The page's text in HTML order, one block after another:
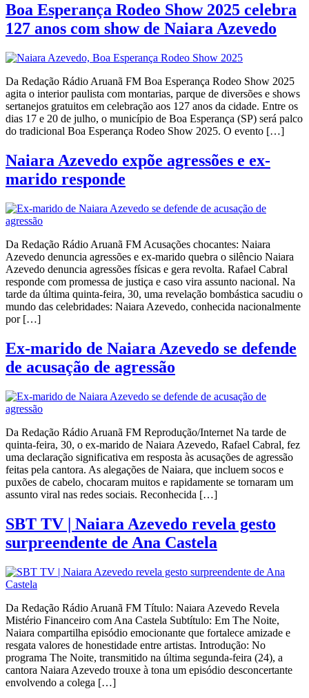
Boa Esperança Rodeo Show 2025 celebra
127 anos com show de Naiara Azevedo
Da Redação Rádio Aruanã FM Boa Esperança Rodeo Show 2025
agita o interior paulista com montarias, parque de diversões e shows
sertanejos gratuitos em celebração aos 127 anos da cidade. Entre os
dias 17 e 20 de julho, o município de Boa Esperança (SP) será palco
do tradicional Boa Esperança Rodeo Show 2025. O evento […]
Naiara Azevedo expõe agressões e ex-
marido responde
Da Redação Rádio Aruanã FM Acusações chocantes: Naiara
Azevedo denuncia agressões e ex-marido quebra o silêncio Naiara
Azevedo denuncia agressões físicas e gera revolta. Rafael Cabral
responde com promessa de justiça e caso vira assunto nacional. Na
tarde da última quinta-feira, 30, uma revelação bombástica sacudiu o
mundo das celebridades: Naiara Azevedo, conhecida nacionalmente
por […]
Ex-marido de Naiara Azevedo se defende
de acusação de agressão
Da Redação Rádio Aruanã FM Reprodução/Internet Na tarde de
quinta-feira, 30, o ex-marido de Naiara Azevedo, Rafael Cabral, fez
uma declaração significativa em resposta às acusações de agressão
feitas pela cantora. As alegações de Naiara, que incluem socos e
puxões de cabelo, chocaram muitos e rapidamente se tornaram um
assunto viral nas redes sociais. Reconhecida […]
SBT TV | Naiara Azevedo revela gesto
surpreendente de Ana Castela
Da Redação Rádio Aruanã FM Título: Naiara Azevedo Revela
Mistério Financeiro com Ana Castela Subtítulo: Em The Noite,
Naiara compartilha episódio emocionante que fortalece amizade e
resgata valores de honestidade entre artistas. Introdução: No
programa The Noite, transmitido na última segunda-feira (24), a
cantora Naiara Azevedo trouxe à tona um episódio desconcertante
envolvendo a colega […]